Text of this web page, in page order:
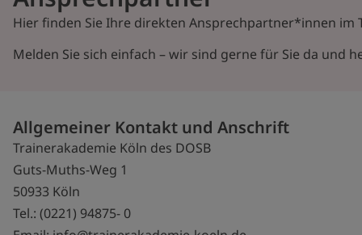
Hier finden Sie Ihre direkten Ansprechpartner*innen im
Melden Sie sich einfach – wir sind gerne für Sie da und
Allgemeiner Kontakt und Anschrift
Trainerakademie Köln des DOSB
Guts-Muths-Weg 1
50933 Köln
Tel.: (0221) 94875- 0